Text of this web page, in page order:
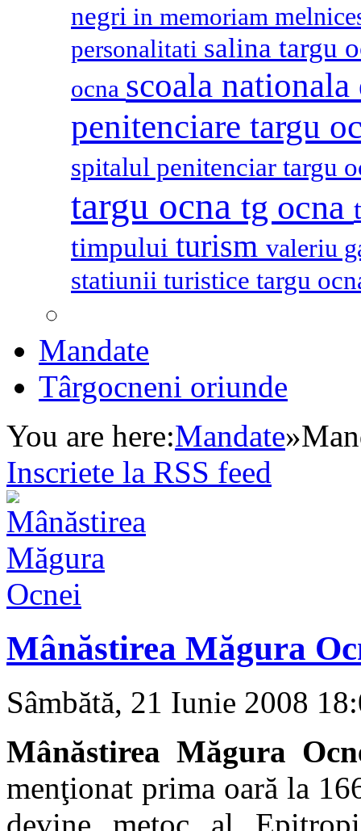
negri in memoriam
personalitati salina targu
ocna scoala
penitenciare targu
spitalul penitenciar targu
targu ocna tg ocna
timpului turism valeriu
statiunii turistice targu
Mandate
Târgocneni oriunde
You are here:Mandate»
Inscriete la RSS feed
Mânăstirea Măgura
Sâmbătă, 21 Iunie 2008
Mânăstirea Măgura
menţionat prima oară la